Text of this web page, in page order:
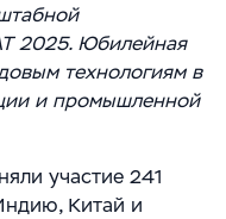
базами
на основе ИИ
нами
2025. Юбилейная
технологиям в
и промышленной
участие 241
Китай и